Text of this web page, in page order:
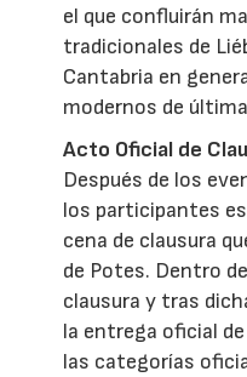
el que confluirán
tradicionales de
Cantabria en
modernos de
Acto Oficial de
Después de los
los participantes
cena de clausura
de Potes. Dentro
clausura y tras
la entrega oficial
las categorías